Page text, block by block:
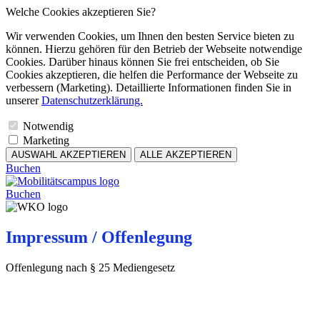
Welche Cookies akzeptieren Sie?
Wir verwenden Cookies, um Ihnen den besten Service bieten zu
können. Hierzu gehören für den Betrieb der Webseite notwendige
Cookies. Darüber hinaus können Sie frei entscheiden, ob Sie
Cookies akzeptieren, die helfen die Performance der Webseite zu
verbessern (Marketing). Detaillierte Informationen finden Sie in
unsererDatenschutzerklärung.
Notwendig
Marketing
AUSWAHL AKZEPTIEREN ALLE AKZEPTIEREN
Buchen
Buchen
Impressum / Offenlegung
Offenlegung nach § 25 Mediengesetz